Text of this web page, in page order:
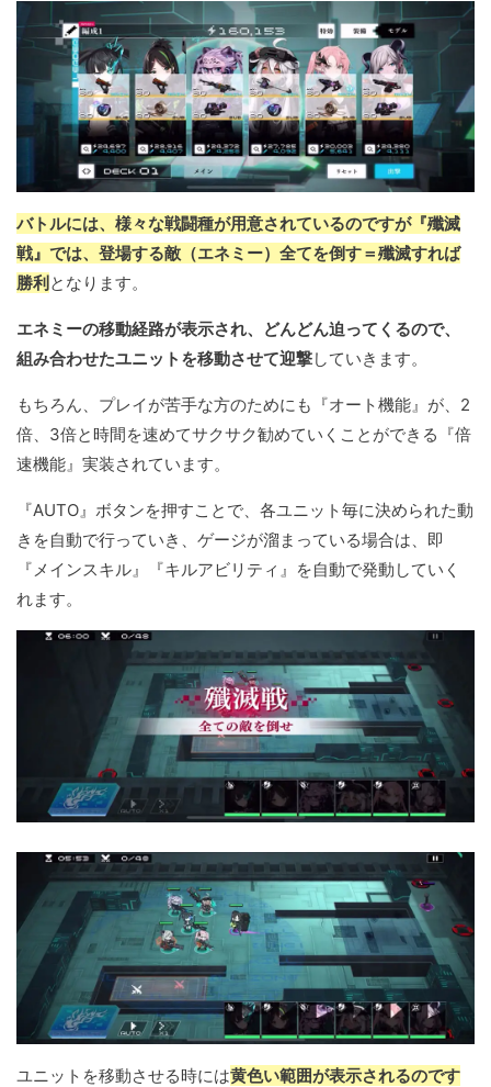
バトルには、様々な戦闘種が用意されているのですが『殲滅
戦』では、登場する敵（エネミー）全てを倒す＝殲滅すれば
勝利 となります。
エネミーの移動経路が表示され、どんどん迫ってくるので、
組み合わせたユニットを移動させて迎撃していきます。
もちろん、プレイが苦手な方のためにも『オート機能』が、2
倍、3倍と時間を速めてサクサク勧めていくことができる『倍
速機能』実装されています。
『AUTO』ボタンを押すことで、各ユニット毎に決められた動
きを自動で行っていき、ゲージが溜まっている場合は、即
『メインスキル』『キルアビリティ』を自動で発動していく
れます。
ユニットを移動させる時には黄色い範囲が表示されるのです